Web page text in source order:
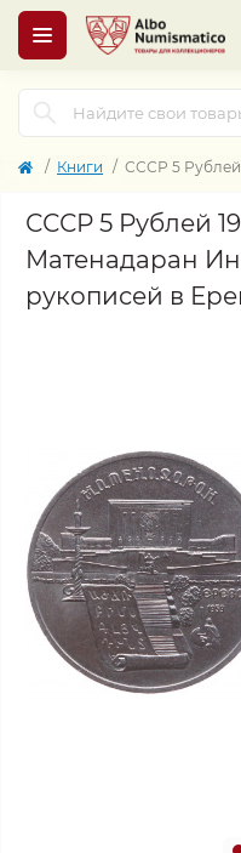
Книги СССР 5 Рублей
СССР 5 Рублей
Матенадаран
рукописей в